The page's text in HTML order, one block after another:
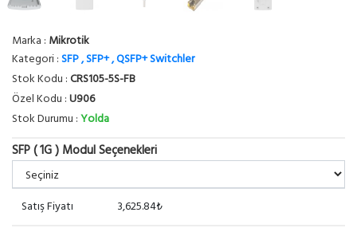
Marka : Mikrotik
Kategori :SFP , SFP+ , QSFP+ Switchler
Stok Kodu :CRS105-5S-FB
Özel Kodu :U906
Stok Durumu :Yolda
SFP ( 1G ) Modul Seçenekleri
Satış Fiyatı 3,625.84₺